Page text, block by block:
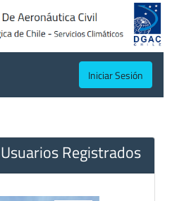
Iniciar Sesión
Registrados